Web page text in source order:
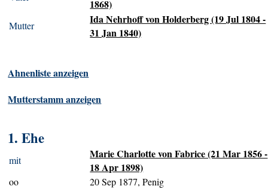
1868)
Mutter
Ida Nehrhoff von Holderberg (19 Jul 1804 -
31 Jan 1840)
Ahnenliste anzeigen
Mutterstamm anzeigen
1. Ehe
mit
Marie Charlotte von Fabrice (21 Mar 1856 -
18 Apr 1898)
oo 20 Sep 1877, Penig